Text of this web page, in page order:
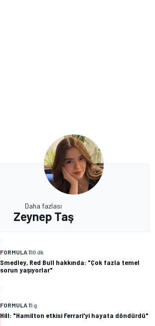
Daha fazlası
Zeynep Taş
FORMULA 110 dk
Smedley, Red Bull hakkında: "Çok fazla temel
sorun yaşıyorlar"
FORMULA 11 g
Hill: "Hamilton etkisi Ferrari'yi hayata döndürdü"